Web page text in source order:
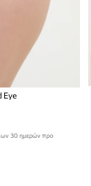
Eye
30 ημερών προ